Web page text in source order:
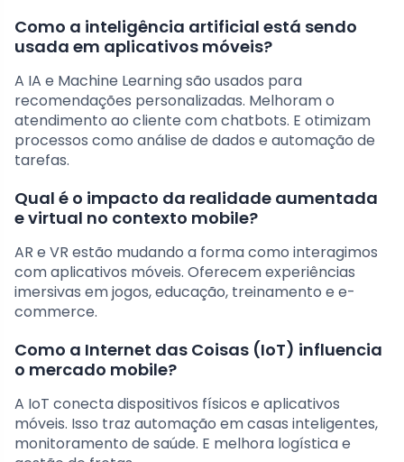
Como a inteligência artificial está sendo
usada em aplicativos móveis?
A IA e Machine Learning são usados para
recomendações personalizadas. Melhoram o
atendimento ao cliente com chatbots. E otimizam
processos como análise de dados e automação de
tarefas.
Qual é o impacto da realidade aumentada
e virtual no contexto mobile?
AR e VR estão mudando a forma como interagimos
com aplicativos móveis. Oferecem experiências
imersivas em jogos, educação, treinamento e e-
commerce.
Como a Internet das Coisas (IoT) influencia
o mercado mobile?
A IoT conecta dispositivos físicos e aplicativos
móveis. Isso traz automação em casas inteligentes,
monitoramento de saúde. E melhora logística e